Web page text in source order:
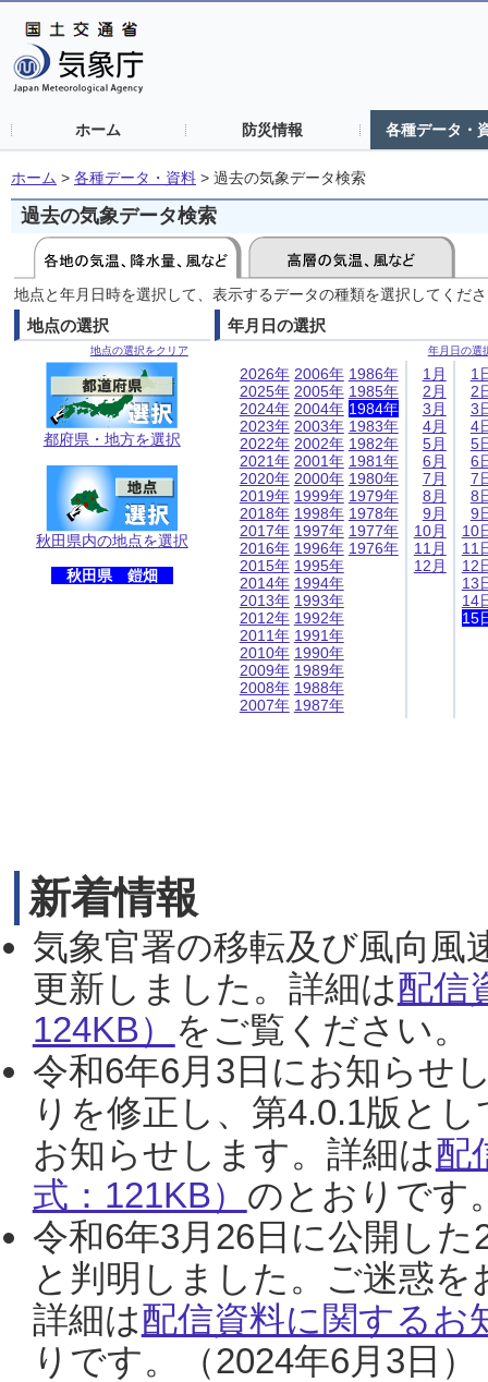
ホーム 防災情報 各種データ・
ホーム > 各種データ・資料 > 過去の気象データ検索
過去の気象データ検索
地点と年月日時を選択して、表示するデータの種類を選択してくだ
地点の選択
地点の選択をクリア
都府県・地方を選択
秋田県内の地点を選択
秋田県 鎧畑
年月日の選択
年月日の選
2026年
2025年
2024年
2023年
2022年
2021年
2020年
2019年
2018年
2017年
2016年
2015年
2014年
2013年
2012年
2011年
2010年
2009年
2008年
2007年
2006年
2005年
2004年
2003年
2002年
2001年
2000年
1999年
1998年
1997年
1996年
1995年
1994年
1993年
1992年
1991年
1990年
1989年
1988年
1987年
1986年
1985年
1984年
1983年
1982年
1981年
1980年
1979年
1978年
1977年
1976年
1月
2月
3月
4月
5月
6月
7月
8月
9月
10月
11月
12月
1
2
3
4
5
6
7
8
9
10
11
12
13
14
15
新着情報
気象官署の移転及び風向風
更新しました。詳細は配信
124KB） をご覧ください。
令和6年6月3日にお知らせ
りを修正し、第4.0.1版と
お知らせします。詳細は配
式：121KB） のとおりです
令和6年3月26日に公開し
と判明しました。ご迷惑
詳細は配信資料に関するお
りです。（2024年6月3日）